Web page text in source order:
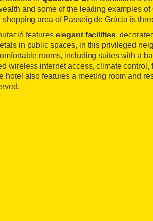
and some of the leading examples of
area of Passeig de Gràcia is
features elegant facilities,
in public spaces, in this privileged
rooms, including suites with a
wireless internet access, climate control,
hotel also features a meeting room and